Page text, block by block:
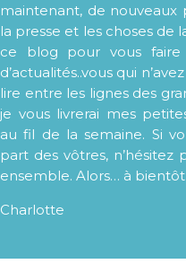
maintenant, de nouveaux
la presse et les choses de
ce blog pour vous faire
d’actualités..vous qui
lire entre les lignes des
je vous livrerai mes
au fil de la semaine. Si
part des vôtres, n’hésitez
ensemble. Alors… à bientôt
Charlotte